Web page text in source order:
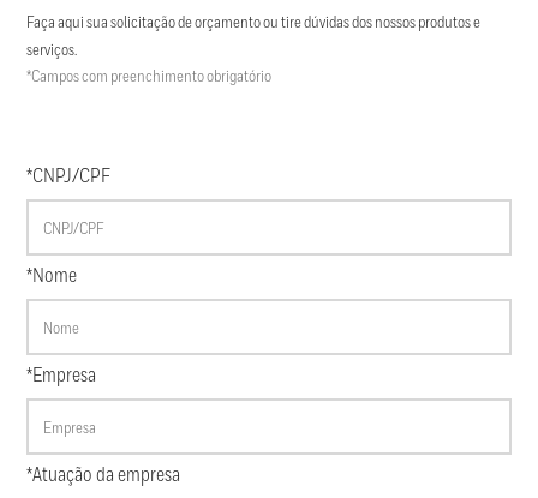
Faça aqui sua solicitação de orçamento ou tire dúvidas dos nossos produtos e
serviços.
*Campos com preenchimento obrigatório
*CNPJ/CPF
*Nome
*Empresa
*Atuação da empresa